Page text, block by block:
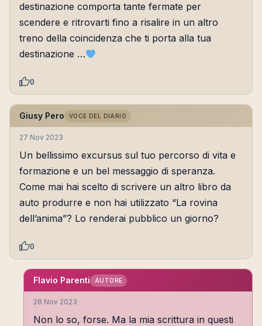
destinazione comporta tante fermate per
scendere e ritrovarti fino a risalire in un altro
treno della coincidenza che ti porta alla tua
destinazione …
0
Giusy Pero VOCE DEL DIARIO
27 Nov 2023
Un bellissimo excursus sul tuo percorso di vita e
formazione e un bel messaggio di speranza.
Come mai hai scelto di scrivere un altro libro da
auto produrre e non hai utilizzato “La rovina
dell’anima”? Lo renderai pubblico un giorno?
0
Flavio Parenti AUTORE
28 Nov 2023
Non lo so, forse. Ma la mia scrittura in questi